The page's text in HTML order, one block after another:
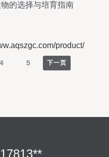
的选择与培育指南
product/
4 5 下一页